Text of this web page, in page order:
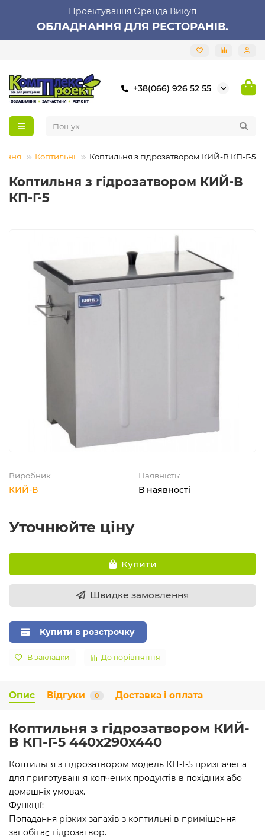
Проектування Оренда Викуп
ОБЛАДНАННЯ ДЛЯ РЕСТОРАНІВ.
+38(066) 926 52 55
Коптильні Коптильня з гідрозатвором КИЙ-В КП-Г-5
Коптильня з гідрозатвором КИЙ-В
КП-Г-5
Виробник
КИЙ-В
Наявність:
В наявності
Уточнюйте ціну
Купити
Швидке замовлення
Купити в розстрочку
В закладки До порівняння
Опис Відгуки 0 Доставка і оплата
Коптильня з гідрозатвором КИЙ-
В КП-Г-5 440x290x440
Коптильня з гідрозатвором модель КП-Г-5 призначена
для приготування копчених продуктів в похідних або
домашніх умовах.
Функції:
Попадання різких запахів з коптильні в приміщення
запобігає гідрозатвор.